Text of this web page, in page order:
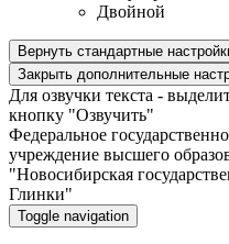
Двойной
Вернуть стандартные
Закрыть дополнительные
Для озвучки текста -
кнопку "Озвучить"
Федеральное
учреждение высшего
"Новосибирская
Глинки"
Toggle navigation